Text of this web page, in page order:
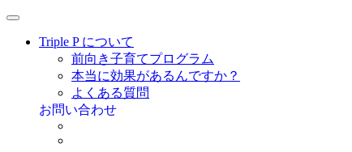
Triple P について
前向き子育てプログラム
本当に効果があるんですか？
よくある質問
お問い合わせ